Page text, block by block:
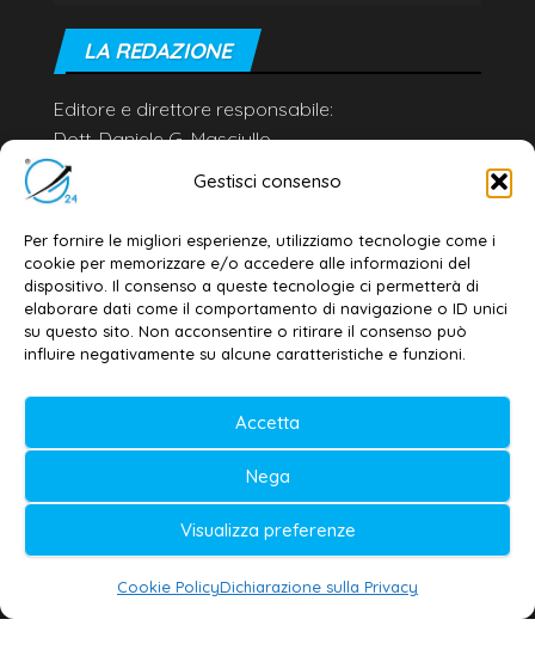
Gestisci consenso
Per fornire le migliori esperienze, utilizziamo tecnologie come i
cookie per memorizzare e/o accedere alle informazioni del
dispositivo. Il consenso a queste tecnologie ci permetterà di
elaborare dati come il comportamento di navigazione o ID unici
su questo sito. Non acconsentire o ritirare il consenso può
influire negativamente su alcune caratteristiche e funzioni.
Accetta
Nega
Visualizza preferenze
Cookie PolicyDichiarazione sulla Privacy
LA REDAZIONE
Editore e direttore responsabile:
Dott. Daniele G. Masciullo
Email:
redazione@galatina24.it
Privacy policy–Cookie policy
© 2020-2026 | Galatina24 ®
Testata iscritta al n. 11/2020 Registro della
Stampa Tribunale di Lecce
Editore e direttore responsabile:
Daniele G. Masciullo
Galatina24 è marchio registrato dal Ministero
delle Imprese